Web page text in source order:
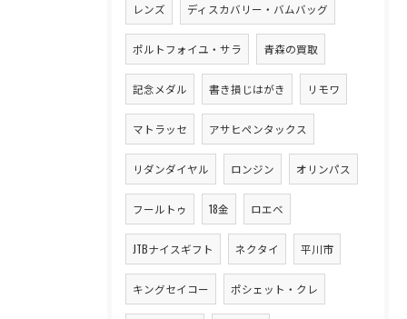
レンズ ディスカバリー・バムバッグ
ポルトフォイユ・サラ 青森の買取
記念メダル 書き損じはがき リモワ
マトラッセ アサヒペンタックス
リダンダイヤル ロンジン オリンパス
フールトゥ 18金 ロエベ
JTBナイスギフト ネクタイ 平川市
キングセイコー ポシェット・クレ